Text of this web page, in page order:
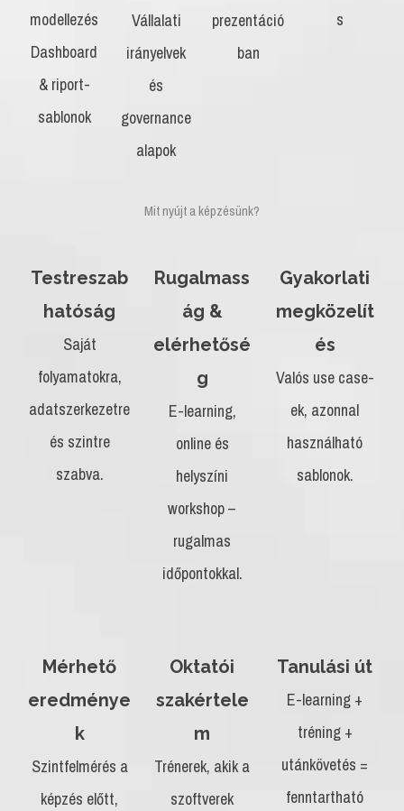
modellezés
Dashboard
& riport-
sablonok
Vállalati
irányelvek
és
governance
alapok
prezentáció
ban
s
Mit nyújt a képzésünk?
Testreszab
hatóság
Saját
folyamatokra,
adatszerkezetre
és szintre
szabva.
Rugalmass
ág &
elérhetősé
g
E-learning,
online és
helyszíni
workshop –
rugalmas
időpontokkal.
Gyakorlati
megközelít
és
Valós use case-
ek, azonnal
használható
sablonok.
Mérhető
eredménye
k
Szintfelmérés a
képzés előtt,
Oktatói
szakértele
m
Trénerek, akik a
szoftverek
Tanulási út
E-learning +
tréning +
utánkövetés =
fenntartható